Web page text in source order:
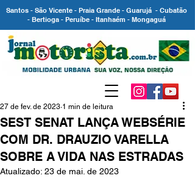
Santos - São Vicente - Praia Grande - Guarujá - Cubatão
- Bertioga - Peruíbe - Itanhaém - Mongaguá
SEST SENAT LANÇA WEBSÉRIE
COM DR. DRAUZIO VARELLA
SOBRE A VIDA NAS ESTRADAS
27 de fev. de 2023 1 min de leitura
Atualizado: 23 de mai. de 2023